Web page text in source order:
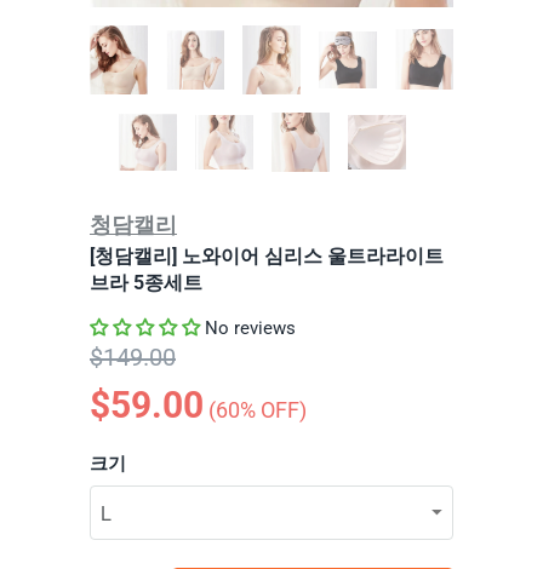
청담캘리
[청담캘리] 노와이어 심리스 울트라라이트
브라 5종세트
No reviews
$149.00
$59.00 (60% OFF)
크기